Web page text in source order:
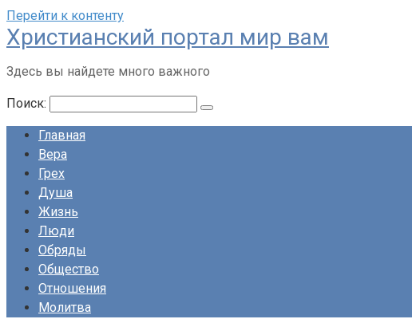
Перейти к контенту
Христианский портал мир вам
Здесь вы найдете много важного
Поиск:
Главная
Вера
Грех
Душа
Жизнь
Люди
Обряды
Общество
Отношения
Молитва